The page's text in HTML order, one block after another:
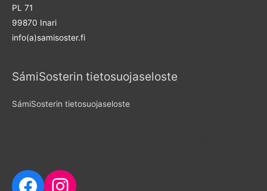
o
PL 71
99870 Inari
info(a)samisoster.fi
SámiSosterin tietosuojaseloste
SámiSosterin tietosuojaseloste
Facebook
Instagram